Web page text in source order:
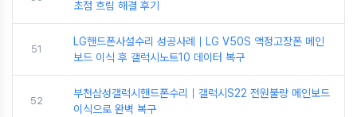
초점 흐림 해결 후기
51
LG핸드폰사설수리 성공사례｜LG V50S 액정고장폰 메인
보드 이식 후 갤럭시노트10 데이터 복구
52
부천삼성갤럭시핸드폰수리｜갤럭시S22 전원불량 메인보드
이식으로 완벽 복구